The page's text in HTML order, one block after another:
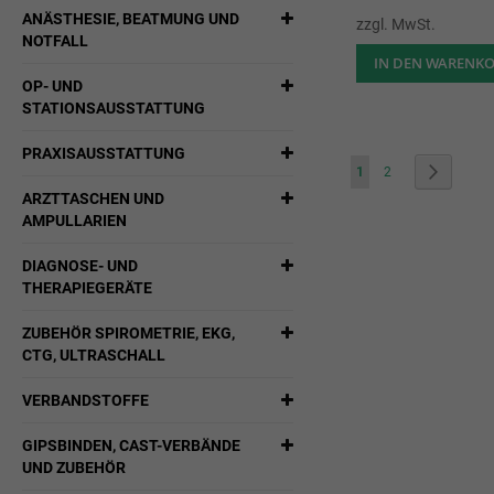
zzgl. MwSt.
IN DEN
Seite
Sie lesen gerade die Seite
1 Seite
2
ANÄSTHESIE, BEATMUNG UND
NOTFALL
OP- UND
STATIONSAUSSTATTUNG
PRAXISAUSSTATTUNG
ARZTTASCHEN UND
AMPULLARIEN
DIAGNOSE- UND
THERAPIEGERÄTE
ZUBEHÖR SPIROMETRIE, EKG,
CTG, ULTRASCHALL
VERBANDSTOFFE
GIPSBINDEN, CAST-VERBÄNDE
UND ZUBEHÖR